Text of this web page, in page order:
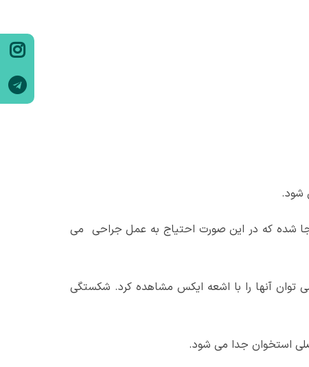
شود.
شده که در این صورت احتیاج به عمل جراحی می
توان آنها را با اشعه ایکس مشاهده کرد. شکستگی
استخوان جدا می شود.